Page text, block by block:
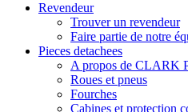
Revendeur
Trouver un revendeur
Faire partie de notre
Pieces detachees
A propos de CLARK
Roues et pneus
Fourches
Cabines et protection